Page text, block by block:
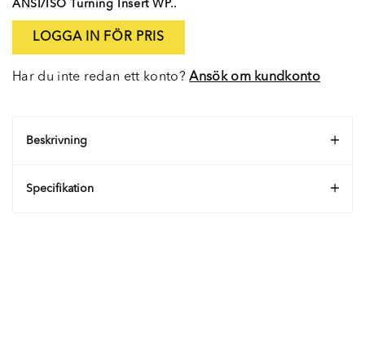
ANSI/ISO Turning Insert WP..
LOGGA IN FÖR PRIS
Har du inte redan ett konto?Ansök om kundkonto
Beskrivning
Specifikation